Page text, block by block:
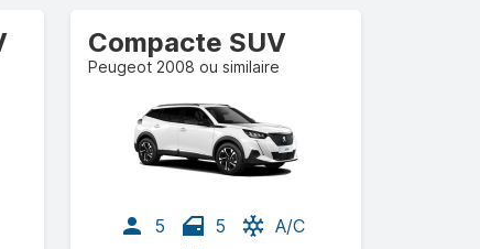
Compacte SUV
Peugeot 2008 ou similaire
5 5
A/C